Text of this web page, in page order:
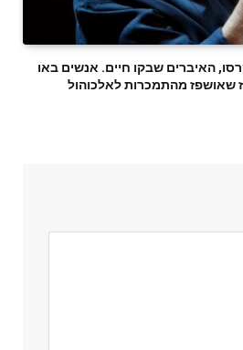
האיברים שבקו חיים. אנשים באו
שאושפז מהתמכרות לאלכוהול